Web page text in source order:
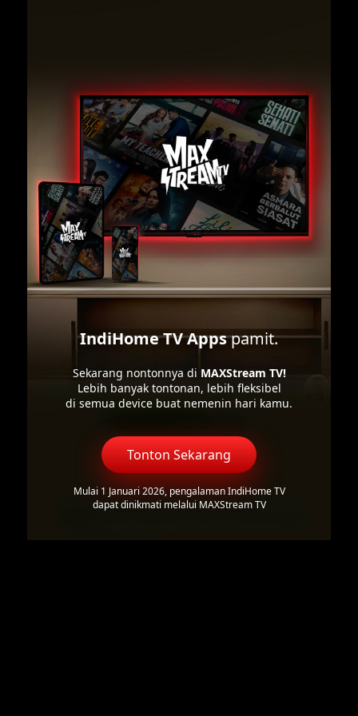
IndiHome TV Appspamit.
Sekarang nontonnya di MAXStream TV!
Lebih banyak tontonan, lebih fleksibel
di semua device buat nemenin hari kamu.
Tonton Sekarang
Mulai 1 Januari 2026, pengalaman IndiHome TV
dapat dinikmati melalui MAXStream TV